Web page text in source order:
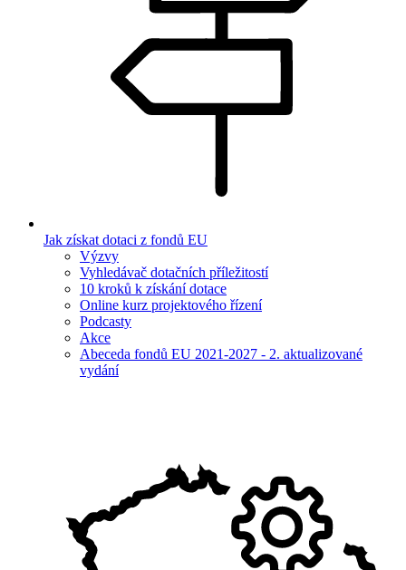
Jak získat dotaci z fondů EU
Výzvy
Vyhledávač dotačních příležitostí
10 kroků k získání dotace
Online kurz projektového řízení
Podcasty
Akce
Abeceda fondů EU 2021-2027 - 2. aktualizované
vydání